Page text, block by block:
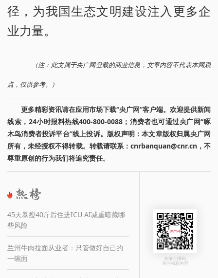
径，为我国生态文明建设注入更多企
业力量。
（注：此文属于央广网登载的商业信息，文章内容不代表本网观
点，仅供参考。）
更多精彩资讯请在应用市场下载“央广网”客户端。欢迎提供新闻
线索，24小时报料热线400-800-0088；消费者也可通过央广网“啄
木鸟消费者投诉平台”线上投诉。版权声明：本文章版权归属央广网
所有，未经授权不得转载。转载请联系：cnrbanquan@cnr.cn，不
尊重原创的行为我们将追究责任。
45天暴瘦40斤后住进ICU AI减重暗藏哪
些风险
兰州牛肉拉面从业者：只管做好自己的
一碗面
长按二维码
关注精彩内容